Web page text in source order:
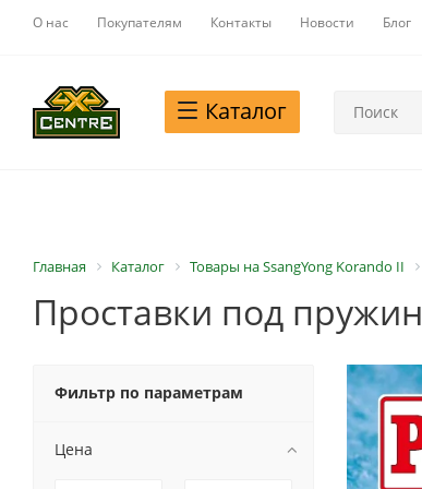
О нас Покупателям Контакты Новости Блог
Каталог
Главная Каталог Товары на SsangYong Korando II
Проставки под
Фильтр по параметрам
Цена